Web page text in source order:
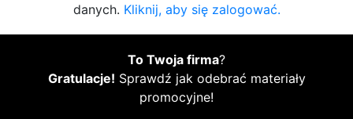
danych. Kliknij, aby się zalogować.
To Twoja firma?
Gratulacje! Sprawdź jak odebrać materiały
promocyjne!